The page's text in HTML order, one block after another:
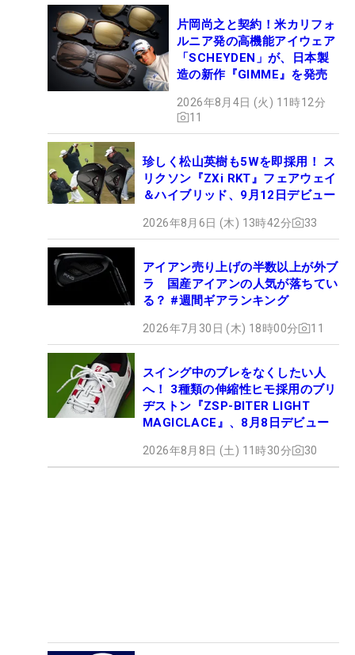
片岡尚之と契約！米カリフォ
ルニア発の高機能アイウェア
「SCHEYDEN」が、日本製
造の新作『GIMME』を発売
2026年8月4日 (火) 11時12分
11
珍しく松山英樹も5Wを即採用！ ス
リクソン『ZXi RKT』フェアウェイ
＆ハイブリッド、9月12日デビュー
2026年8月6日 (木) 13時42分 33
アイアン売り上げの半数以上が外ブ
ラ 国産アイアンの人気が落ちてい
る？ #週間ギアランキング
2026年7月30日 (木) 18時00分 11
スイング中のブレをなくしたい人
へ！ 3種類の伸縮性ヒモ採用のブリ
ヂストン『ZSP-BITER LIGHT
MAGICLACE』、8月8日デビュー
2026年8月8日 (土) 11時30分 30